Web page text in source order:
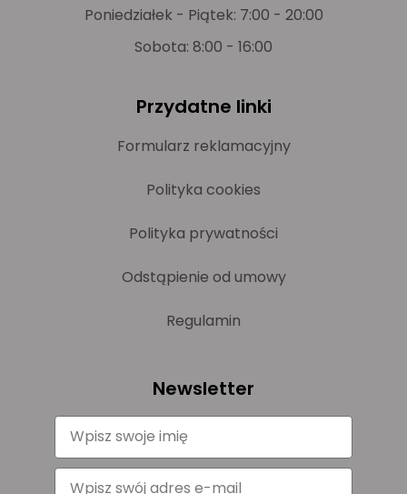
Poniedziałek - Piątek: 7:00 - 20:00
Sobota: 8:00 - 16:00
Przydatne linki
Formularz reklamacyjny
Polityka cookies
Polityka prywatności
Odstąpienie od umowy
Regulamin
Newsletter